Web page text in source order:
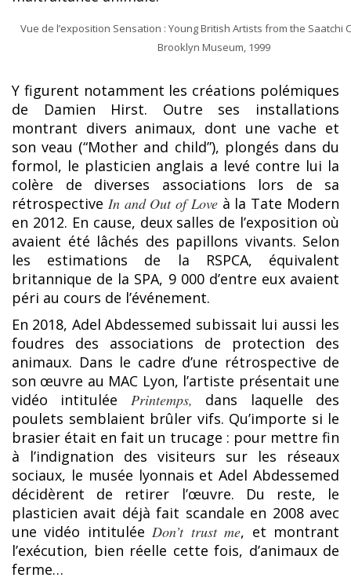
Vue de l’exposition Sensation : Young British Artists from the Saatchi
Brooklyn Museum, 1999
Y figurent notamment les créations polémiques
de Damien Hirst. Outre ses installations
montrant divers animaux, dont une vache et
son veau (“Mother and child”), plongés dans du
formol, le plasticien anglais a levé contre lui la
colère de diverses associations lors de sa
rétrospective In and Out of Loveà la Tate Modern
en 2012. En cause, deux salles de l’exposition où
avaient été lâchés des papillons vivants. Selon
les estimations de la RSPCA, équivalent
britannique de la SPA, 9 000 d’entre eux avaient
péri au cours de l’événement.
En 2018, Adel Abdessemed subissait lui aussi les
foudres des associations de protection des
animaux. Dans le cadre d’une rétrospective de
son œuvre au MAC Lyon, l’artiste présentait une
vidéo intitulée Printemps, dans laquelle des
poulets semblaient brûler vifs. Qu’importe si le
brasier était en fait un trucage : pour mettre fin
à l’indignation des visiteurs sur les réseaux
sociaux, le musée lyonnais et Adel Abdessemed
décidèrent de retirer l’œuvre. Du reste, le
plasticien avait déjà fait scandale en 2008 avec
une vidéo intitulée Don’t trust me, et montrant
l’exécution, bien réelle cette fois, d’animaux de
ferme…